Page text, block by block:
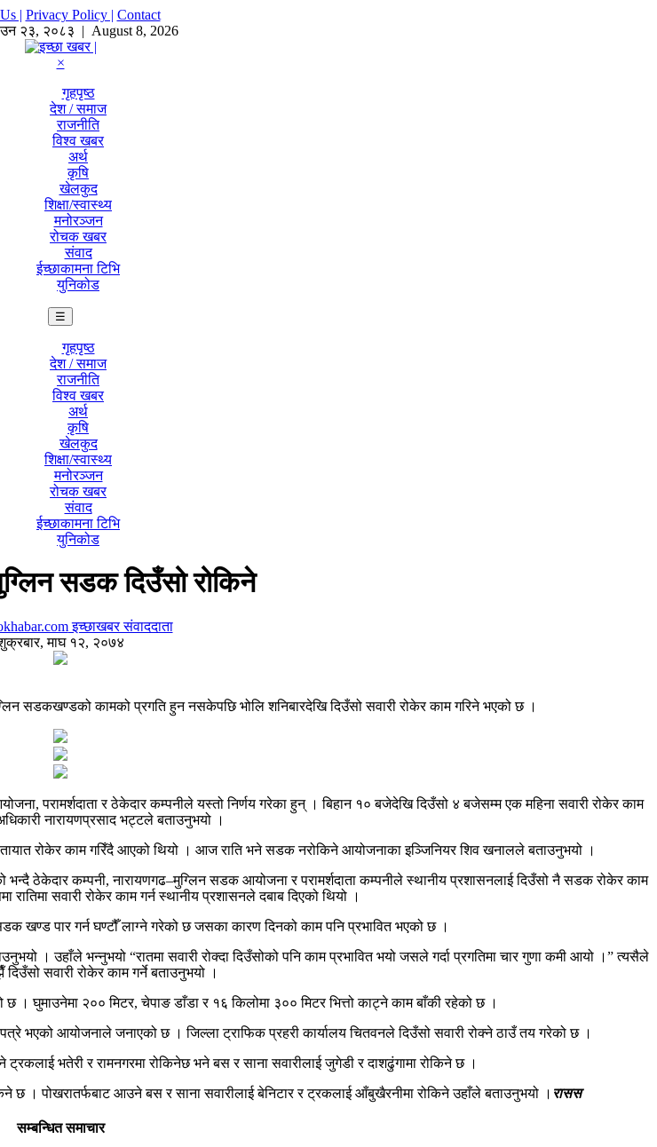
| Privacy Policy | Contact
२३, २०८३ | August 8, 2026
×
गृहपृष्ठ
देश / समाज
राजनीति
विश्व खबर
अर्थ
कृषि
खेलकुद
शिक्षा/स्वास्थ्य
मनोरञ्जन
रोचक खबर
संवाद
ईच्छाकामना टिभि
युनिकोड
☰
गृहपृष्ठ
देश / समाज
राजनीति
विश्व खबर
अर्थ
कृषि
खेलकुद
शिक्षा/स्वास्थ्य
मनोरञ्जन
रोचक खबर
संवाद
ईच्छाकामना टिभि
युनिकोड
सडक दिउँसो रोकिने
इच्छाखबर संवाददाता
माघ १२, २०७४
सडकखण्डको कामको प्रगति हुन नसकेपछि भोलि शनिबारदेखि दिउँसो सवारी रोकेर काम गरिने भएको छ ।
परामर्शदाता र ठेकेदार कम्पनीले यस्तो निर्णय गरेका हुन् । बिहान १० बजेदेखि दिउँसो ४ बजेसम्म एक महिना सवारी रोकेर काम
नारायणप्रसाद भट्टले बताउनुभयो ।
रोकेर काम गरिँदै आएको थियो । आज राति भने सडक नरोकिने आयोजनाका इञ्जिनियर शिव खनालले बताउनुभयो ।
भन्दै ठेकेदार कम्पनी, नारायणगढ–मुग्लिन सडक आयोजना र परामर्शदाता कम्पनीले स्थानीय प्रशासनलाई दिउँसो नै सडक रोकेर काम
रातिमा सवारी रोकेर काम गर्न स्थानीय प्रशासनले दबाब दिएको थियो ।
खण्ड पार गर्न घण्टौँ लाग्ने गरेको छ जसका कारण दिनको काम पनि प्रभावित भएको छ ।
। उहाँले भन्नुभयो “रातमा सवारी रोक्दा दिउँसोको पनि काम प्रभावित भयो जसले गर्दा प्रगतिमा चार गुणा कमी आयो ।” त्यसैले
दिउँसो सवारी रोकेर काम गर्ने बताउनुभयो ।
। घुमाउनेमा २०० मिटर, चेपाङ डाँडा र १६ किलोमा ३०० मिटर भित्तो काट्ने काम बाँकी रहेको छ ।
आयोजनाले जनाएको छ । जिल्ला ट्राफिक प्रहरी कार्यालय चितवनले दिउँसो सवारी रोक्ने ठाउँ तय गरेको छ ।
भतेरी र रामनगरमा रोकिनेछ भने बस र साना सवारीलाई जुगेडी र दाशढुंगामा रोकिने छ ।
छ । पोखरातर्फबाट आउने बस र साना सवारीलाई बेनिटार र ट्रकलाई आँबुखैरनीमा रोकिने उहाँले बताउनुभयो । रासस
सम्बन्धित समाचार